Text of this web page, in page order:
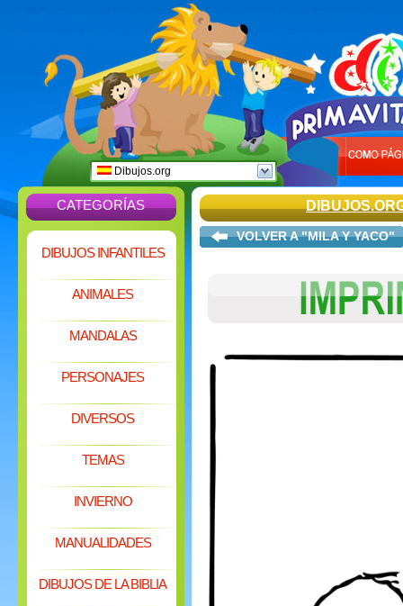
Dibujos.org
CATEGORÍAS
DIBUJOS INFANTILES
ANIMALES
MANDALAS
PERSONAJES
DIVERSOS
TEMAS
INVIERNO
MANUALIDADES
DIBUJOS DE LA BIBLIA
VOLVER A "MILA Y YACO"